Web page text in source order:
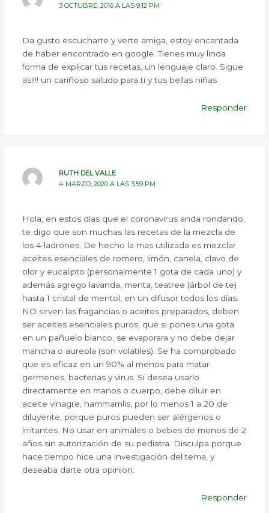
3 OCTUBRE, 2016 A LAS 9:12 PM
Da gusto escucharte y verte amiga, estoy encantada
de haber encontrado en google. Tienes muy linda
forma de explicar tus recetas, un lenguaje claro. Sigue
asi!!! un cariñoso saludo para ti y tus bellas niñas
Responder
RUTH DEL VALLE
4 MARZO, 2020 A LAS 3:59 PM
Hola, en estos días que el coronavirus anda rondando,
te digo que son muchas las recetas de la mezcla de
los 4 ladrones. De hecho la mas utilizada es mezclar
aceites esenciales de romero, limón, canela, clavo de
olor y eucalipto (personalmente 1 gota de cada uno) y
además agrego lavanda, menta, teatree (árbol de te)
hasta 1 cristal de mentol, en un difusor todos los días.
NO sirven las fragancias o aceites preparados, deben
ser aceites esenciales puros, que si pones una gota
en un pañuelo blanco, se evaporara y no debe dejar
mancha o aureola (son volatiles). Se ha comprobado
que es eficaz en un 90% al menos para matar
germenes, bacterias y virus. Si desea usarlo
directamente en manos o cuerpo, debe diluir en
aceite vinagre, hammamlis, por lo menos 1 a 20 de
diluyente, porque puros pueden ser alérgenos o
irritantes. No usar en animales o bebes de menos de 2
años sin autorización de su pediatra. Disculpa porque
hace tiempo hice una investigación del tema, y
deseaba darte otra opinion.
Responder